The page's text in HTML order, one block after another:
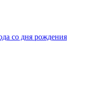
со дня рождения